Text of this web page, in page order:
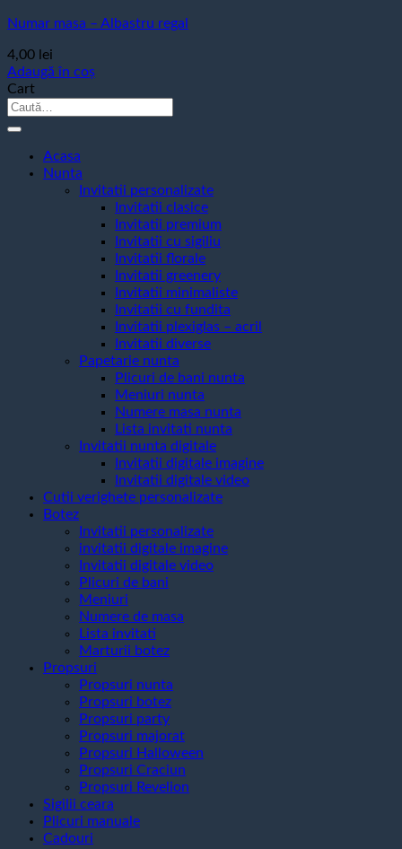
Numar masa – Albastru regal
4,00 lei
Adaugă în coș
Cart
Caută
Acasa
Nunta
Invitatii personalizate
Invitatii clasice
Invitatii premium
Invitatii cu sigiliu
Invitatii florale
Invitatii greenery
Invitatii minimaliste
Invitatii cu fundita
Invitatii plexiglas – acril
Invitatii diverse
Papetarie nunta
Plicuri de bani nunta
Meniuri nunta
Numere masa nunta
Lista invitati nunta
Invitatii nunta digitale
Invitatii digitale imagine
Invitatii digitale video
Cutii verighete personalizate
Botez
Invitatii personalizate
invitatii digitale imagine
Invitatii digitale video
Plicuri de bani
Meniuri
Numere de masa
Lista invitati
Marturii botez
Propsuri
Propsuri nunta
Propsuri botez
Propsuri party
Propsuri majorat
Propsuri Halloween
Propsuri Craciun
Propsuri Revelion
Sigilii ceara
Plicuri manuale
Cadouri